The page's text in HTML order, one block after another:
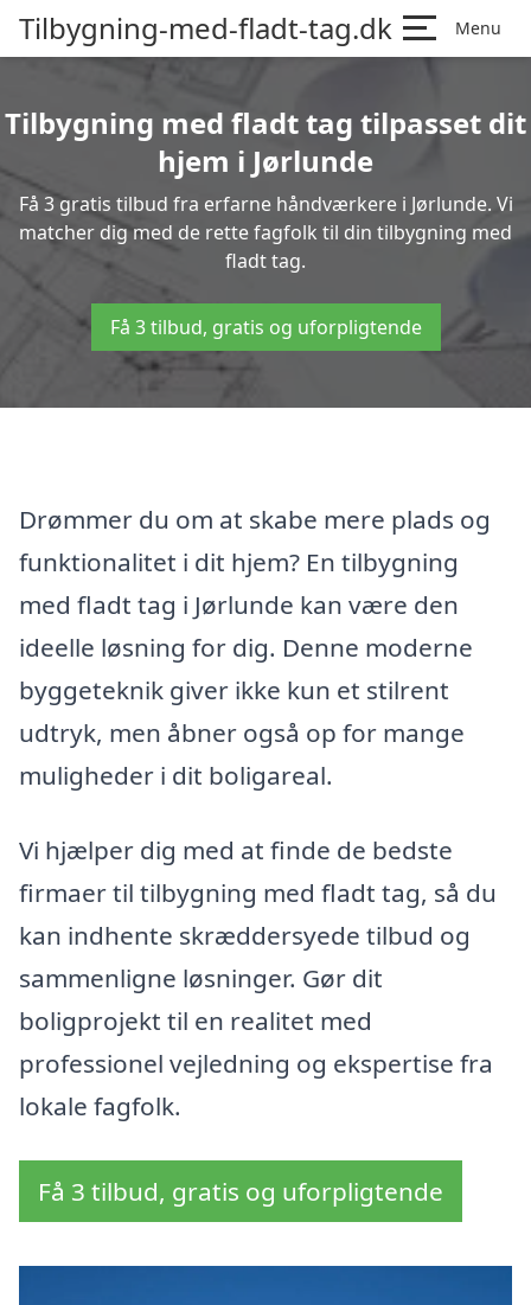
Tilbygning-med-fladt-tag.dk Menu
Tilbygning med fladt tag tilpasset dit
hjem i Jørlunde
Få 3 gratis tilbud fra erfarne håndværkere i Jørlunde. Vi
matcher dig med de rette fagfolk til din tilbygning med
fladt tag.
Få 3 tilbud, gratis og uforpligtende
Drømmer du om at skabe mere plads og
funktionalitet i dit hjem? En tilbygning
med fladt tag i Jørlunde kan være den
ideelle løsning for dig. Denne moderne
byggeteknik giver ikke kun et stilrent
udtryk, men åbner også op for mange
muligheder i dit boligareal.
Vi hjælper dig med at finde de bedste
firmaer til tilbygning med fladt tag, så du
kan indhente skræddersyede tilbud og
sammenligne løsninger. Gør dit
boligprojekt til en realitet med
professionel vejledning og ekspertise fra
lokale fagfolk.
Få 3 tilbud, gratis og uforpligtende